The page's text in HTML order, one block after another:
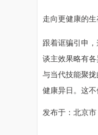
走向更健康的
跟着诓骗引申
谈主效果略有
与当代技能聚
健康异日。这
发布于：北京市